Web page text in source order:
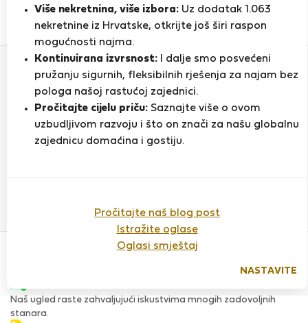
Više nekretnina, više izbora: Uz dodatak 1.063
nekretnine iz Hrvatske, otkrijte još širi raspon
mogućnosti najma.
Kontinuirana izvrsnost: I dalje smo posvećeni
pružanju sigurnih, fleksibilnih rješenja za najam bez
pologa našoj rastućoj zajednici.
Pročitajte cijelu priču: Saznajte više o ovom
uzbudljivom razvoju i što on znači za našu globalnu
zajednicu domaćina i gostiju.
Pročitajte naš blog post
Istražite oglase
Oglasi smještaj
NASTAVITE
Ocjena i reference
0
Ponude
0
Ocjena
Povjerenje & Sigurnost
Naš ugled raste zahvaljujući iskustvima mnogih zadovoljnih
stanara.